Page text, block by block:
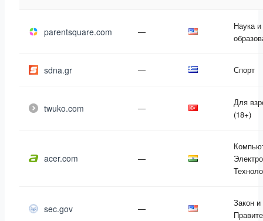
parentsquare.com —
Наука и
sdna.gr — Спорт
twuko.com —
Для
(18+)
acer.com —
sec.gov —
Закон и